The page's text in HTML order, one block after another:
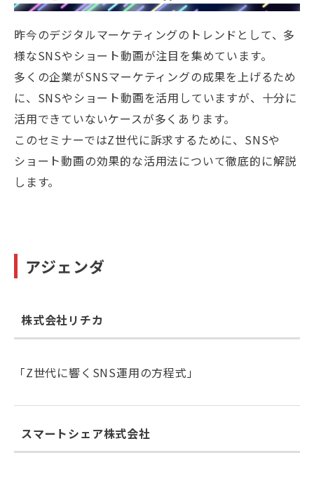
昨今のデジタルマーケティングのトレンドとして、多
様なSNSやショート動画が注目を集めています。
多くの企業がSNSマーケティングの成果を上げるため
に、SNSやショート動画を活用していますが、十分に
活用できていないケースが多くあります。
このセミナーではZ世代に訴求するために、SNSや
ショート動画の効果的な活用法について徹底的に解説
します。
アジェンダ
株式会社リチカ
「Z世代に響くSNS運用の方程式」
スマートシェア株式会社